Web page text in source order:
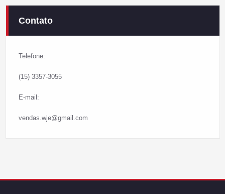
Contato
Telefone:
(15) 3357-3055
E-mail:
vendas.wje@gmail.com